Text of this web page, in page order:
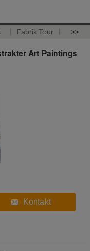
Fabrik Tour >>
Art Paintings
Kontakt